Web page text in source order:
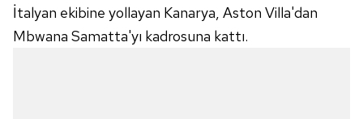
İtalyan ekibine yollayan Kanarya, Aston Villa'dan
Mbwana Samatta'yı kadrosuna kattı.